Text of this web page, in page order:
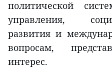
политической
управления,
развития и
вопросам,
интерес.